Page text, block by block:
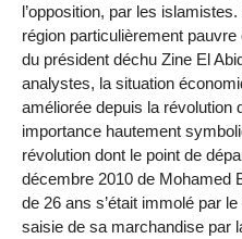
l’opposition, par les
région particulièrement
du président déchu Zine El
analystes, la situation
améliorée depuis la révolution
importance hautement
révolution dont le point de
décembre 2010 de Mohamed
de 26 ans s’était immolé par
saisie de sa marchandise par